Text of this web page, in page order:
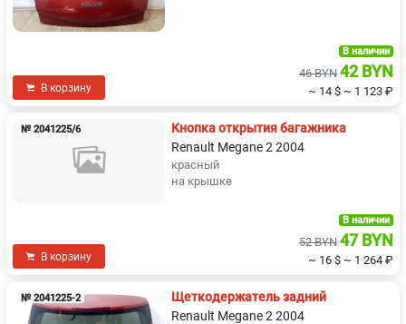
В корзину
В наличии
46 BYN 42 BYN
~ 14 $ ~ 1 123 ₽
№ 2041225/6
Кнопка открытия багажника
Renault Megane 2 2004
красный
на крышке
В корзину
В наличии
52 BYN 47 BYN
~ 16 $ ~ 1 264 ₽
№ 2041225-2
Щеткодержатель задний
Renault Megane 2 2004